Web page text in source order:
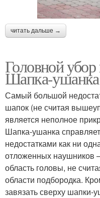
читать дальше →
Головной
Шапка-ушанка
Самый большой
шапок (не считая
является неполное
Шапка-ушанка
недостатками как ни
отложенных наушников
область головы, не
области подбородка.
завязать сверху шапки-